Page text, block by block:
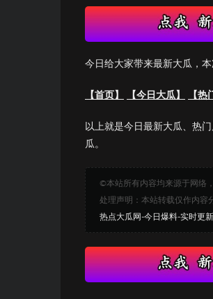
今日给大家带来最新大瓜，
【首页】 【今日大瓜】 【热
以上就是今日最新大瓜、热
瓜。
©本站所有内容均来源于网络
处理声明：本站转载仅作内容
热点大瓜网-今日爆料-实时更新